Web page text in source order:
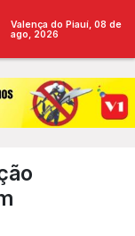
Valença do Piauí, 08 de
ago, 2026